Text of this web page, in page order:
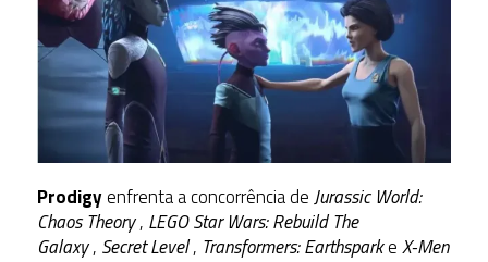
Prodigyenfrenta a concorrência deJurassic World:
Chaos Theory, LEGO Star Wars: Rebuild The
Galaxy, Secret Level, Transformers: EarthsparkeX-Men